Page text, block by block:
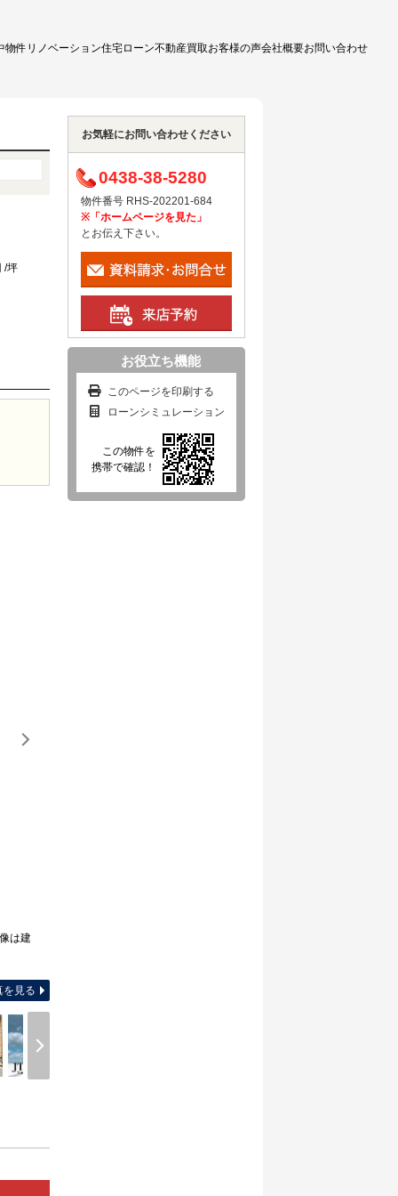
物件 リノベーション住宅ローン不動産買取お客様の声会社概要お問い合わせ
/坪
は建
を見る
お気軽にお問い合わせください
0438-38-5280
物件番号 RHS-202201-684
※「ホームページを見た」
とお伝え下さい。
お役立ち機能
このページを印刷する
ローンシミュレーション
この物件を
携帯で確認！